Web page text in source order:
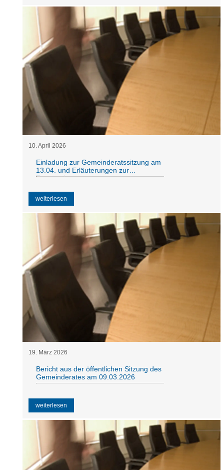
10.April 2026
Einladung zur Gemeinderatssitzung am
13.04. und Erläuterungen zur
Tagesordnung
weiterlesen
19. März 2026
Bericht aus der öffentlichen Sitzung des
Gemeinderates am 09.03.2026
weiterlesen